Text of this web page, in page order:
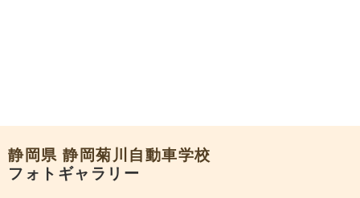
静岡県 静岡菊川自動車学校
フォトギャラリー